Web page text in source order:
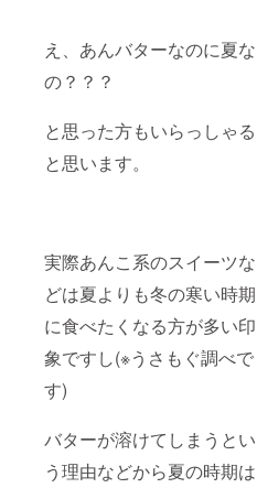
え、あんバターなのに夏な
の？？？
と思った方もいらっしゃる
と思います。
実際あんこ系のスイーツな
どは夏よりも冬の寒い時期
に食べたくなる方が多い印
象ですし(※うさもぐ調べで
す)
バターが溶けてしまうとい
う理由などから夏の時期は